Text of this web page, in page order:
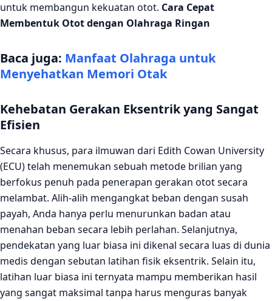
untuk membangun kekuatan otot. Cara Cepat
Membentuk Otot dengan Olahraga Ringan
Baca juga: Manfaat Olahraga untuk
Menyehatkan Memori Otak
Kehebatan Gerakan Eksentrik yang Sangat
Efisien
Secara khusus, para ilmuwan dari Edith Cowan University
(ECU) telah menemukan sebuah metode brilian yang
berfokus penuh pada penerapan gerakan otot secara
melambat. Alih-alih mengangkat beban dengan susah
payah, Anda hanya perlu menurunkan badan atau
menahan beban secara lebih perlahan. Selanjutnya,
pendekatan yang luar biasa ini dikenal secara luas di dunia
medis dengan sebutan latihan fisik eksentrik. Selain itu,
latihan luar biasa ini ternyata mampu memberikan hasil
yang sangat maksimal tanpa harus menguras banyak